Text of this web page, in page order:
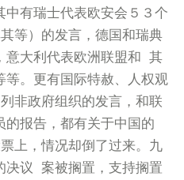
中有瑞士代表欧安会５３个
等）的发言，德国和瑞典
意大利代表欧洲联盟和 其
。更有国际特赦、人权观
非政府组织的发言，和联
报告，都有关于中国的
上，情况却倒了过来。九
决议 案被搁置，支持搁置